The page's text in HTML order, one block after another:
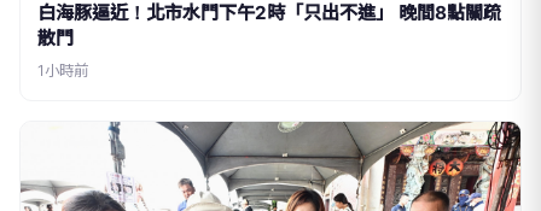
白海豚逼近！北市水門下午2時「只出不進」 晚間8點關疏
散門
1小時前